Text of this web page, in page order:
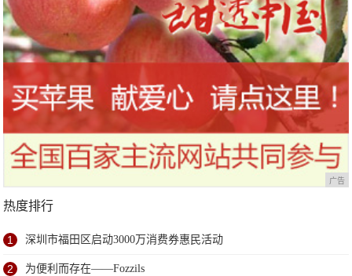
广告
热度排行
1 深圳市福田区启动3000万消费券惠民活动
2 为便利而存在——Fozzils